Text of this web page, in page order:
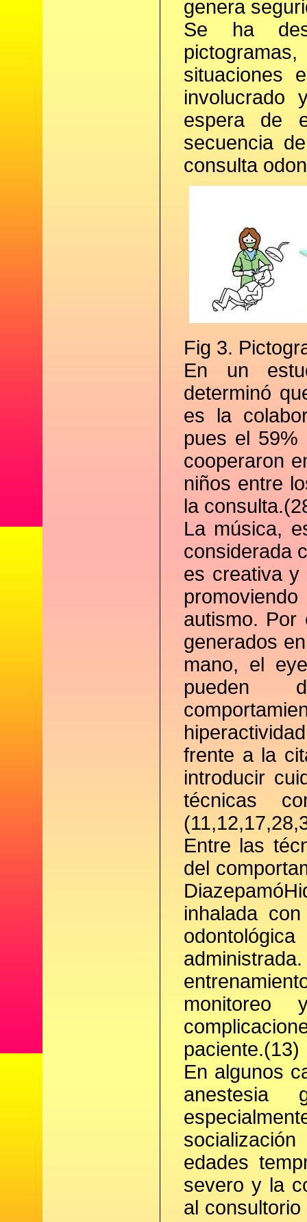
genera
Se ha
situaciones
involucrado
espera de
secuencia
consulta
Fig 3.
En un
determinó
es la
pues el 59%
cooperaron
niños entre
la
La música,
considerada
es creativa y
autismo. Por
generados
mano, el
pueden
frente a la
introducir
técnicas
Entre las
del
inhalada
monitoreo
paciente.(13)
En algunos
edades
severo y la
al